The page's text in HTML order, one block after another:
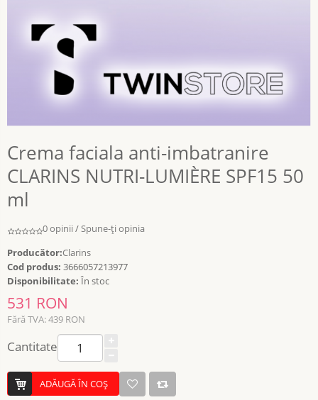
Crema faciala anti-imbatranire
CLARINS NUTRI-LUMIÈRE SPF15 50
ml
0 opinii /Spune-ţi opinia
Producător:Clarins
Cod produs: 3666057213977
Disponibilitate: În stoc
531 RON
Fără TVA: 439 RON
Cantitate
ADĂUGĂ ÎN COŞ